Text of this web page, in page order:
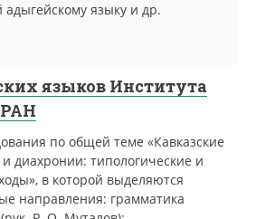
адыгейскому языку и др.
языков Института
по общей теме «Кавказские
диахронии: типологические и
в которой выделяются
направления: грамматика